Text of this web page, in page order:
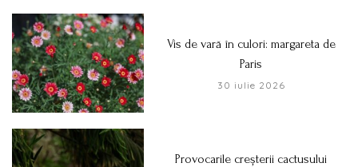
Vis de vară în culori: margareta de
Paris
30 iulie 2026
Provocarile creșterii cactusului